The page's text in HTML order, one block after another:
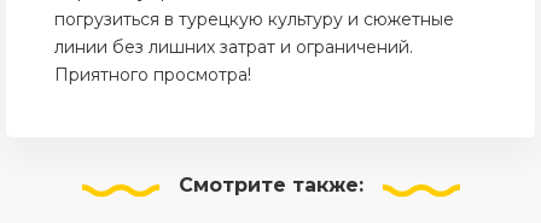
погрузиться в турецкую культуру и сюжетные
линии без лишних затрат и ограничений.
Приятного просмотра!
Смотрите также: